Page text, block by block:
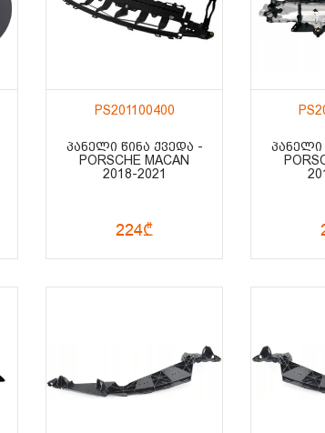
PS201100400
ᲞᲐᲜᲔᲚᲘ ᲬᲘᲜᲐ ᲥᲕᲔᲓᲐ -
PORSCHE MACAN
2018-2021
224₾
ᲞᲐᲜᲔᲚᲘ